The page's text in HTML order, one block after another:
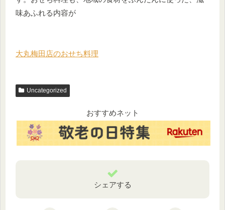
味あふれる内容が
大丸梅田店のおせち料理
Uncategorized
おすすめネット
シェアする